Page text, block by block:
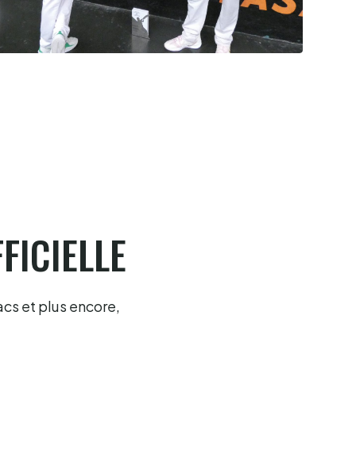
et plus encore,